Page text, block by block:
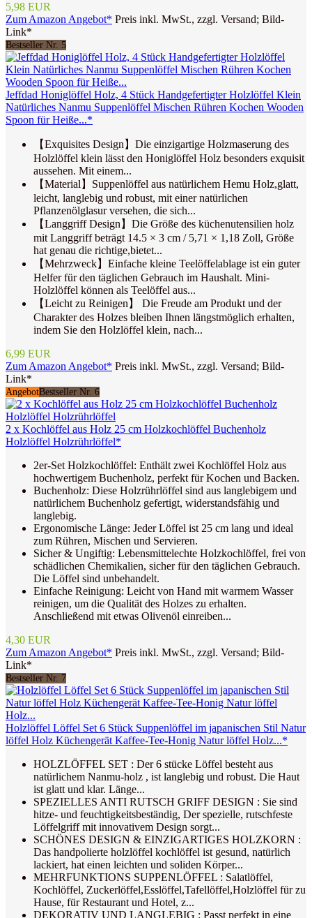
5,98 EUR
Zum Amazon Angebot* Preis inkl. MwSt., zzgl. Versand; Bild-
Link*
Bestseller Nr. 5
Jeffdad Honiglöffel Holz, 4 Stück Handgefertigter Holzlöffel Klein
Natürliches Nanmu Suppenlöffel Mischen Rühren Kochen Wooden
Spoon für Heiße...*
【Exquisites Design】Die einzigartige Holzmaserung des
Holzlöffel klein lässt den Honiglöffel Holz besonders exquisit
aussehen. Mit einem...
【Material】Suppenlöffel aus natürlichem Hemu Holz,glatt,
leicht, langlebig und robust, mit einer natürlichen
Pflanzenölglasur versehen, die sich...
【Langgriff Design】Die Größe des küchenutensilien holz
mit Langgriff beträgt 14.5 × 3 cm / 5,71 × 1,18 Zoll, Größe
hat genau die richtige,bietet...
【Mehrzweck】Einfache kleine Teelöffelablage ist ein guter
Helfer für den täglichen Gebrauch im Haushalt. Mini-
Holzlöffel können als Teelöffel aus...
【Leicht zu Reinigen】 Die Freude am Produkt und der
Charakter des Holzes bleiben Ihnen längstmöglich erhalten,
indem Sie den Holzlöffel klein, nach...
6,99 EUR
Zum Amazon Angebot* Preis inkl. MwSt., zzgl. Versand; Bild-
Link*
AngebotBestseller Nr. 6
2 x Kochlöffel aus Holz 25 cm Holzkochlöffel Buchenholz
Holzlöffel Holzrührlöffel*
2er-Set Holzkochlöffel: Enthält zwei Kochlöffel Holz aus
hochwertigem Buchenholz, perfekt für Kochen und Backen.
Buchenholz: Diese Holzrührlöffel sind aus langlebigem und
natürlichem Buchenholz gefertigt, widerstandsfähig und
langlebig.
Ergonomische Länge: Jeder Löffel ist 25 cm lang und ideal
zum Rühren, Mischen und Servieren.
Sicher & Ungiftig: Lebensmittelechte Holzkochlöffel, frei von
schädlichen Chemikalien, sicher für den täglichen Gebrauch.
Die Löffel sind unbehandelt.
Einfache Reinigung: Leicht von Hand mit warmem Wasser
reinigen, um die Qualität des Holzes zu erhalten.
Anschließend mit etwas Olivenöl einreiben...
4,30 EUR
Zum Amazon Angebot* Preis inkl. MwSt., zzgl. Versand; Bild-
Link*
Bestseller Nr. 7
Holzlöffel Löffel Set 6 Stück Suppenlöffel im japanischen Stil Natur
löffel Holz Küchengerät Kaffee-Tee-Honig Natur löffel Holz...*
HOLZLÖFFEL SET : Der 6 stücke Löffel besteht aus
natürlichem Nanmu-holz , ist langlebig und robust. Die Haut
ist glatt und klar. Länge...
SPEZIELLES ANTI RUTSCH GRIFF DESIGN : Sie sind
hitze- und feuchtigkeitsbeständig, Der spezielle, rutschfeste
Löffelgriff mit innovativem Design sorgt...
SCHÖNES DESIGN & EINZIGARTIGES HOLZKORN :
Das handpolierte holzlöffel kochlöffel ist gesund, natürlich
lackiert, hat einen leichten und soliden Körper...
MEHRFUNKTIONS SUPPENLÖFFEL : Salatlöffel,
Kochlöffel, Zuckerlöffel,Esslöffel,Tafellöffel,Holzlöffel für zu
Hause, für Restaurant und Hotel, z...
DEKORATIV UND LANGLEBIG : Passt perfekt in eine